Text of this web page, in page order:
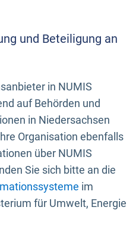
und Beteiligung an
in NUMIS
auf Behörden und
in Niedersachsen
Organisation ebenfalls
über NUMIS
Sie sich bitte an die
im
für Umwelt, Energie